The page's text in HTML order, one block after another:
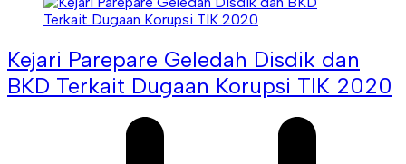
Kejari Parepare Geledah Disdik dan
BKD Terkait Dugaan Korupsi TIK 2020